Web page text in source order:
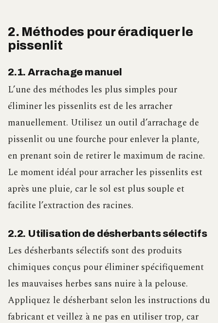
2. Méthodes pour éradiquer le
pissenlit
2.1. Arrachage manuel
L’une des méthodes les plus simples pour
éliminer les pissenlits est de les arracher
manuellement. Utilisez un outil d’arrachage de
pissenlit ou une fourche pour enlever la plante,
en prenant soin de retirer le maximum de racine.
Le moment idéal pour arracher les pissenlits est
après une pluie, car le sol est plus souple et
facilite l’extraction des racines.
2.2. Utilisation de désherbants sélectifs
Les désherbants sélectifs sont des produits
chimiques conçus pour éliminer spécifiquement
les mauvaises herbes sans nuire à la pelouse.
Appliquez le désherbant selon les instructions du
fabricant et veillez à ne pas en utiliser trop, car